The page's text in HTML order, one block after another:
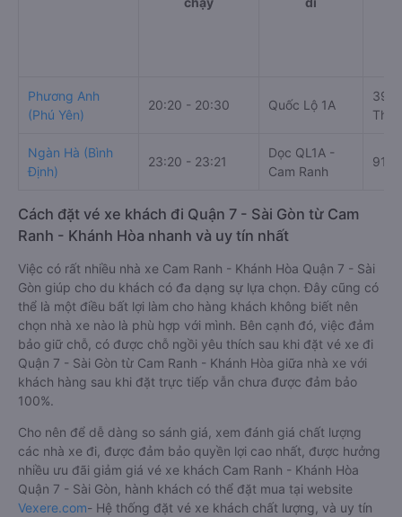
Phương Anh
(Phú Yên)
20:20 - 20:30 Quốc Lộ 1A
395
Ngàn Hà (Bình
Định)
23:20 - 23:21
Dọc QL1A -
Cam Ranh
91
Cách đặt vé xe khách đi Quận 7 - Sài Gòn từ Cam
Ranh - Khánh Hòa nhanh và uy tín nhất
Việc có rất nhiều nhà xe Cam Ranh - Khánh Hòa Quận 7 - Sài
Gòn giúp cho du khách có đa dạng sự lựa chọn. Đây cũng có
thể là một điều bất lợi làm cho hàng khách không biết nên
chọn nhà xe nào là phù hợp với mình. Bên cạnh đó, việc đảm
bảo giữ chỗ, có được chỗ ngồi yêu thích sau khi đặt vé xe đi
Quận 7 - Sài Gòn từ Cam Ranh - Khánh Hòa giữa nhà xe với
khách hàng sau khi đặt trực tiếp vẫn chưa được đảm bảo
100%.
Cho nên để dễ dàng so sánh giá, xem đánh giá chất lượng
các nhà xe đi, được đảm bảo quyền lợi cao nhất, được hưởng
nhiều ưu đãi giảm giá vé xe khách Cam Ranh - Khánh Hòa
Quận 7 - Sài Gòn, hành khách có thể đặt mua tại website
Vexere.com- Hệ thống đặt vé xe khách chất lượng, và uy tín